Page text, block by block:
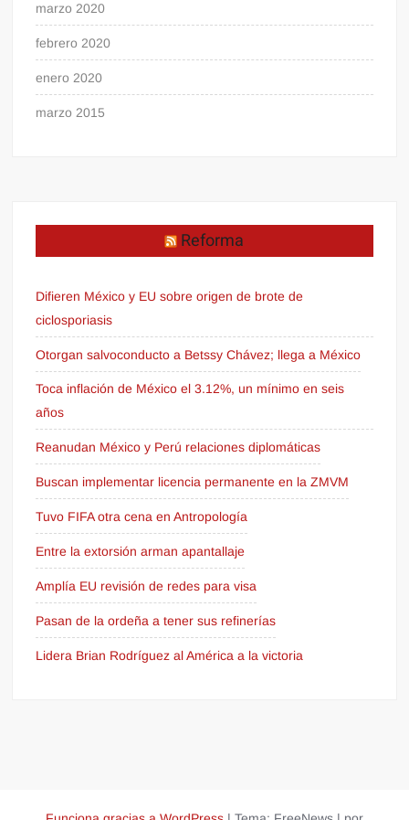
marzo 2020
febrero 2020
enero 2020
marzo 2015
Reforma
Difieren México y EU sobre origen de brote de
ciclosporiasis
Otorgan salvoconducto a Betssy Chávez; llega a México
Toca inflación de México el 3.12%, un mínimo en seis
años
Reanudan México y Perú relaciones diplomáticas
Buscan implementar licencia permanente en la ZMVM
Tuvo FIFA otra cena en Antropología
Entre la extorsión arman apantallaje
Amplía EU revisión de redes para visa
Pasan de la ordeña a tener sus refinerías
Lidera Brian Rodríguez al América a la victoria